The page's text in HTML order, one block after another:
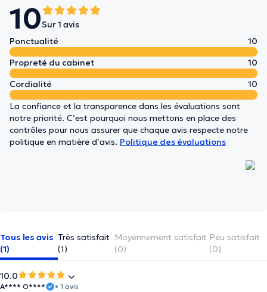
10Sur 1 avis
Ponctualité
10
Propreté du cabinet
10
Cordialité
10
La confiance et la transparence dans les évaluations sont
notre priorité. C’est pourquoi nous mettons en place des
contrôles pour nous assurer que chaque avis respecte notre
politique en matière d’avis. Politique des évaluations
Tous les avis
(1)
Très satisfait
(1)
Moyennement satisfait
(0)
Peu satisfait
(0)
10.0
A**** O**** • 1 avis